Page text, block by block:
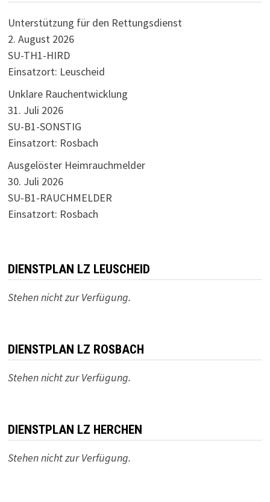
Unterstützung für den Rettungsdienst
2. August 2026
SU-TH1-HIRD
Einsatzort: Leuscheid
Unklare Rauchentwicklung
31. Juli 2026
SU-B1-SONSTIG
Einsatzort: Rosbach
Ausgelöster Heimrauchmelder
30. Juli 2026
SU-B1-RAUCHMELDER
Einsatzort: Rosbach
DIENSTPLAN LZ LEUSCHEID
Stehen nicht zur Verfügung.
DIENSTPLAN LZ ROSBACH
Stehen nicht zur Verfügung.
DIENSTPLAN LZ HERCHEN
Stehen nicht zur Verfügung.